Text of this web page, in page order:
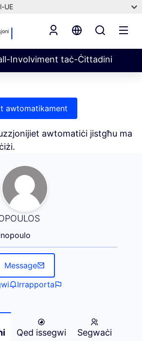
UE
Involviment taċ-Ċittadini
awtomatikament
awtomatiċi jistgħu ma
MARINOPOULOS)
Message
Irrapporta
Qed issegwi Segwaċi